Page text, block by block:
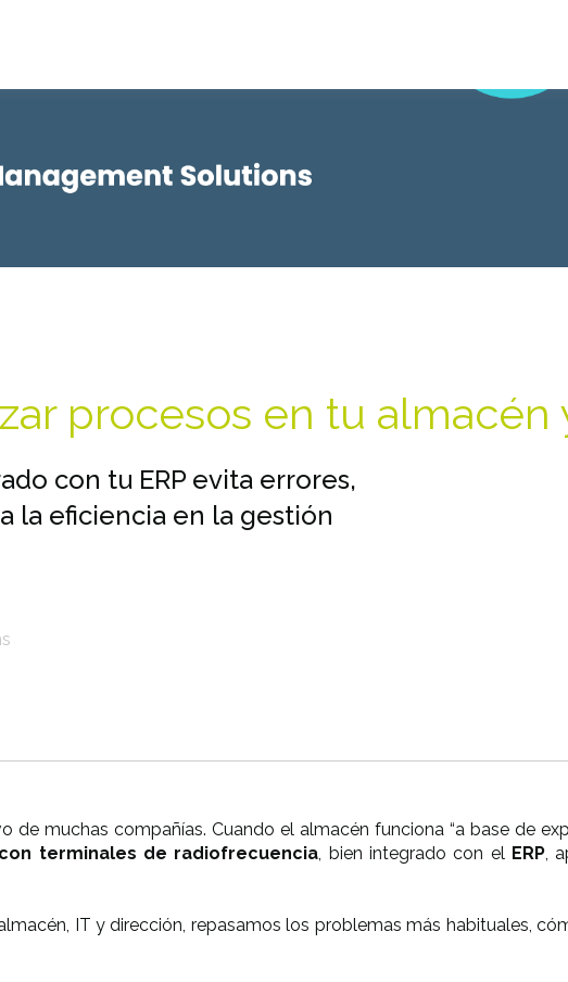
procesos en tu
con tu ERP evita errores,
la eficiencia en la gestión
de muchas compañías. Cuando el almacén funciona “a base de
terminales de radiofrecuencia, bien integrado con el ERP,
IT y dirección, repasamos los problemas más habituales,